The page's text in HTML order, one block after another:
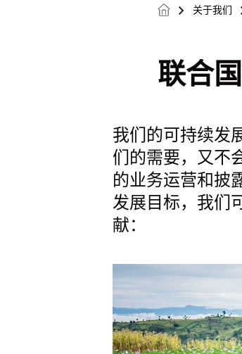
> 关于我们
联合
我们的可持续发
们的需要，又不
的业务运营和披
发展目标，我们
献：